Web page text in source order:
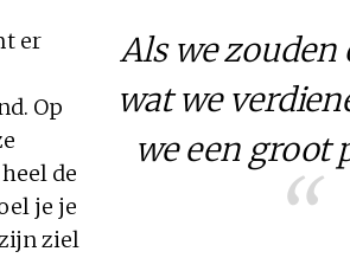
Als we
wat we
we een groot
er
Op
de
je je
ziel